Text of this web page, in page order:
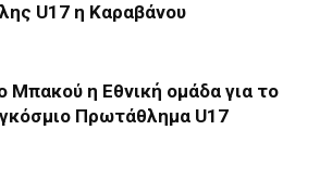
U17 η Καραβάνου
Μπακού η Εθνική ομάδα για το
Πρωτάθλημα U17